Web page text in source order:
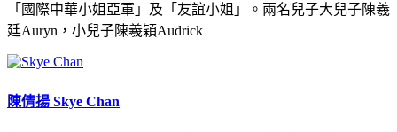
「國際中華小姐亞軍」及「友誼小姐」。兩名兒子大兒子陳羲
廷Auryn，小兒子陳羲穎Audrick
陳倩揚 Skye Chan